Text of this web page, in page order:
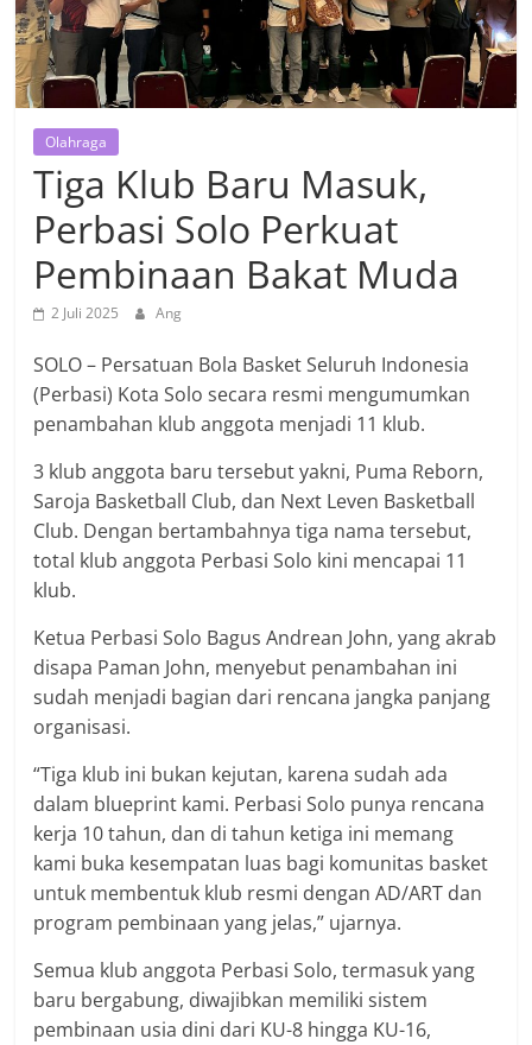
Olahraga
Tiga Klub Baru Masuk,
Perbasi Solo Perkuat
Pembinaan Bakat Muda
2 Juli 2025 Ang
SOLO – Persatuan Bola Basket Seluruh Indonesia
(Perbasi) Kota Solo secara resmi mengumumkan
penambahan klub anggota menjadi 11 klub.
3 klub anggota baru tersebut yakni, Puma Reborn,
Saroja Basketball Club, dan Next Leven Basketball
Club. Dengan bertambahnya tiga nama tersebut,
total klub anggota Perbasi Solo kini mencapai 11
klub.
Ketua Perbasi Solo Bagus Andrean John, yang akrab
disapa Paman John, menyebut penambahan ini
sudah menjadi bagian dari rencana jangka panjang
organisasi.
“Tiga klub ini bukan kejutan, karena sudah ada
dalam blueprint kami. Perbasi Solo punya rencana
kerja 10 tahun, dan di tahun ketiga ini memang
kami buka kesempatan luas bagi komunitas basket
untuk membentuk klub resmi dengan AD/ART dan
program pembinaan yang jelas,” ujarnya.
Semua klub anggota Perbasi Solo, termasuk yang
baru bergabung, diwajibkan memiliki sistem
pembinaan usia dini dari KU-8 hingga KU-16,